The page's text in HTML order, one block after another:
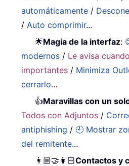
automáticamente /
/ Auto comprimir...
🌟Magia de la interfaz:
modernos / Le avisa
importantes / Minimiza
cerrarlo…
👍Maravillas con un
Todos con Adjuntos /
antiphishing / 🕘 Mostrar
del remitente...
👩🏼‍🤝‍👩🏻Contactos y